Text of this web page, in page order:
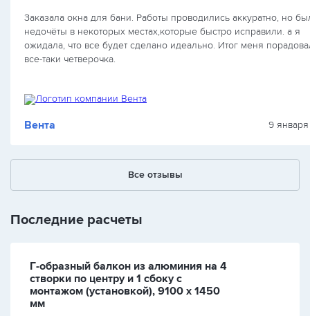
Заказала окна для бани. Работы проводились аккуратно, но были
недочёты в некоторых местах,которые быстро исправили. а я
ожидала, что все будет сделано идеально. Итог меня
все-таки четверочка.
Вента 9
Все отзывы
Последние расчеты
Г-образный балкон из алюминия на 4
створки по центру и 1 сбоку с
монтажом (установкой), 9100 х 1450
мм